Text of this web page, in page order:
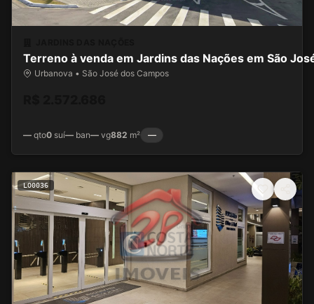
Terreno à venda em Jardins das Nações em São
Urbanova • São José dos Campos
— qto0 suí— ban— vg882 m² —
LO0036